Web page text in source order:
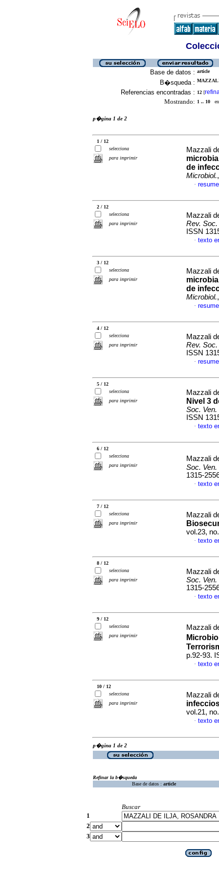
Base de datos : article
B�squeda :
Referencias encontradas : 12 [
Mostrando: 1 .. 10 en
p�gina 1 de 2
1 / 12
selecciona
para imprimir
Mazzali
de
Microbiol.
·
2 / 12
selecciona
para imprimir
Mazzali
Rev.
ISSN
· texto
3 / 12
selecciona
para imprimir
Mazzali
de
Microbiol.
·
4 / 12
selecciona
para imprimir
Mazzali
Rev.
ISSN
·
5 / 12
selecciona
para imprimir
Mazzali
Nivel 3
Soc.
ISSN
· texto
6 / 12
selecciona
para imprimir
Mazzali
Soc.
1315-
· texto
7 / 12
selecciona
para imprimir
Mazzali
vol.23,
· texto
8 / 12
selecciona
para imprimir
Mazzali
Soc.
1315-
· texto
9 / 12
selecciona
para imprimir
Mazzali
p.92-93.
· texto
10 / 12
selecciona
para imprimir
Mazzali
vol.21,
· texto
p�gina 1 de 2
Refinar la b�squeda
Base de datos : article
Buscar
1
2
3